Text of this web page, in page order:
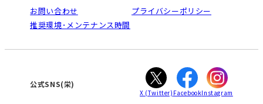
ご利用ガイド
オンライン講座受講の手順
WEBサイトのよくある質問
南大高
犬山
高蔵寺
大垣
津
お問い合わせ
プライバシーポリシー
推奨環境･メンテナンス時間
公式SNS(栄)
X (Twitter) FacebookInstagram